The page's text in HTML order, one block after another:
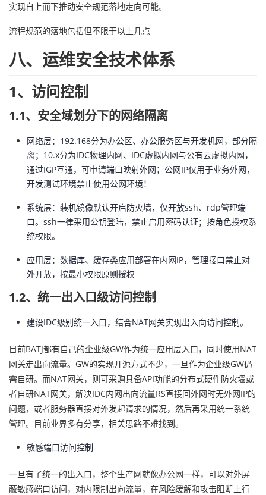
实现自上而下推动安全规范落地走向可能。
流程规范的落地包括但不限于以上几点
八、运维安全技术体系
1、访问控制
1.1、安全域划分下的网络隔离
网络层：192.168分为办公区、办公服务区与开发机网，部分隔
离；10.x分为IDC物理内网、IDC虚拟内网与公有云虚拟内网，
通过IGP互通，可申请端口映射外网；公网IP仅用于业务外网，
开发测试环境禁止使用公网环境！
系统层：装机镜像默认开启防火墙，仅开放ssh、rdp管理端
口。ssh一律采用公钥登陆，禁止启用密码认证；按角色授权系
统权限。
应用层：数据库、缓存类应用部署在内网IP，管理接口禁止对
外开放，按最小权限原则授权
1.2、统一出入口级访问控制
建设IDC级别统一入口，结合NAT网关实现出入向访问控制。
目前BATJ都有自己的企业级GW作为统一应用层入口，同时使用NAT
网关走出向流量。GW的实现开源方式不少，一旦作为企业级GW仍
需自研。而NAT网关，则可采购具备API功能的分布式硬件防火墙或
者自研NAT网关，解决IDC内网出向流量RS直接回外网时无外网IP的
问题，或者服务器直接对外发起请求的情况，然后再采用统一系统
管理。目前业界多有分享，相关思路不难找到。
敏感端口访问控制
一旦有了统一的出入口，整个生产网就像办公网一样，可以对外屏
蔽敏感端口访问，对内限制出向流量，在风险缓解和攻击阻断上行